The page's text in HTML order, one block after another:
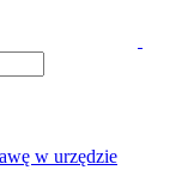
w urzędzie